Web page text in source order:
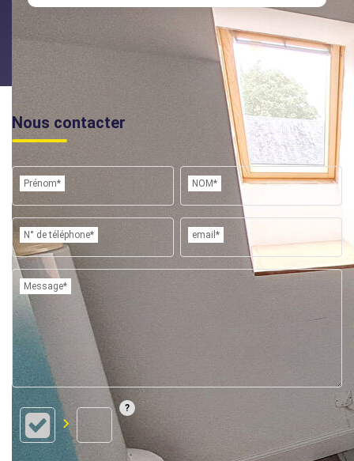
Nous contacter
Prénom* NOM*
N° de téléphone* email*
Message*